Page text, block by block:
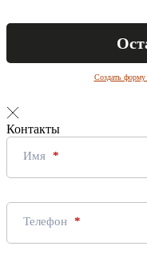
Создать форму
Контакты
Имя
Телефон